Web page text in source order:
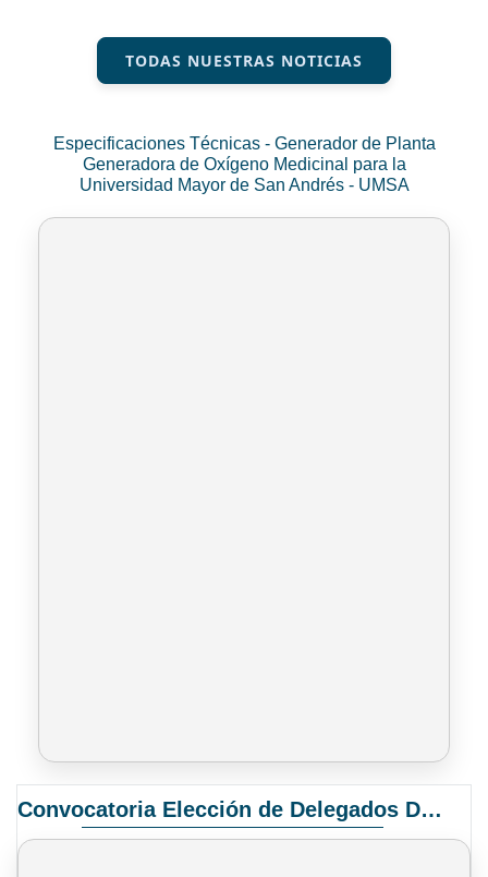
TODAS NUESTRAS NOTICIAS
Especificaciones Técnicas - Generador de Planta
Generadora de Oxígeno Medicinal para la
Universidad Mayor de San Andrés - UMSA
Convocatoria Elección de Delegados Docentes para el XIV Congreso Nacional de Universidades